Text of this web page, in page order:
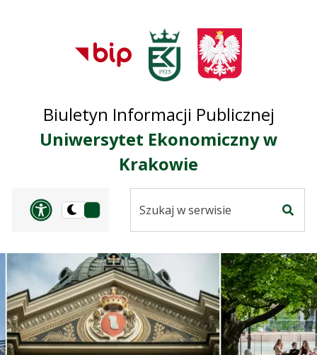
Przejdź do
głównego menu
Przejdź do treści
Przejdź do mapy
serwisu
Biuletyn Informacji Publicznej
Uniwersytet Ekonomiczny w
Krakowie
Panel dostosowania
Przełącz
ciemną
serwisie